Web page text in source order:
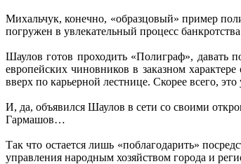
Михальчук, конечно, «образцовый» пример
погружен в увлекательный процесс
Шаулов готов проходить «Полиграф», давать
европейских чиновников в заказном
вверх по карьерной лестнице. Скорее всего, это
И, да, объявился Шаулов в сети со своими
Гармашов…
Так что остается лишь «поблагодарить»
управления народным хозяйством города и